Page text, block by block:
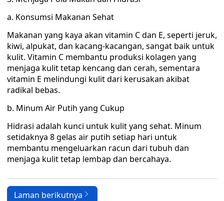
a. Konsumsi Makanan Sehat
Makanan yang kaya akan vitamin C dan E, seperti jeruk,
kiwi, alpukat, dan kacang-kacangan, sangat baik untuk
kulit. Vitamin C membantu produksi kolagen yang
menjaga kulit tetap kencang dan cerah, sementara
vitamin E melindungi kulit dari kerusakan akibat
radikal bebas.
b. Minum Air Putih yang Cukup
Hidrasi adalah kunci untuk kulit yang sehat. Minum
setidaknya 8 gelas air putih setiap hari untuk
membantu mengeluarkan racun dari tubuh dan
menjaga kulit tetap lembap dan bercahaya.
Laman berikutnya